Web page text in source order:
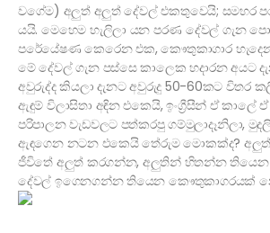
වගේම) අලුත් අලුත් දේවල් එකතුවෙයි; සමහර
යයි. මෙහෙම හැලිලා යන පරණ දේවල් ගැන
පරේයේෂණ කෙරෙන එක, කෞතුකාගාර
මේ දේවල් ගැන පස්සෙ කාලෙක හදාරන අයට
අවුරුද්ද කියලා දැනට අවුරුදු 50-60කට විතර
ඇඳුම් විලාසිතා අඳින එකෙයි, ඉංග්‍රීසීන් ඒ
පරිපාලන වැඩවලට පත්කරපු ගම්මුලාදෑනිලා,
ඇඳගෙන නටන එකෙයි තේරුම මොකක්ද?
ජීවිතේ අලුත් කරගන්න, අලුතින් හිතන්න තියෙන
දේවල් ඉගෙනගන්න තියෙන කෞතුකාගරයක්